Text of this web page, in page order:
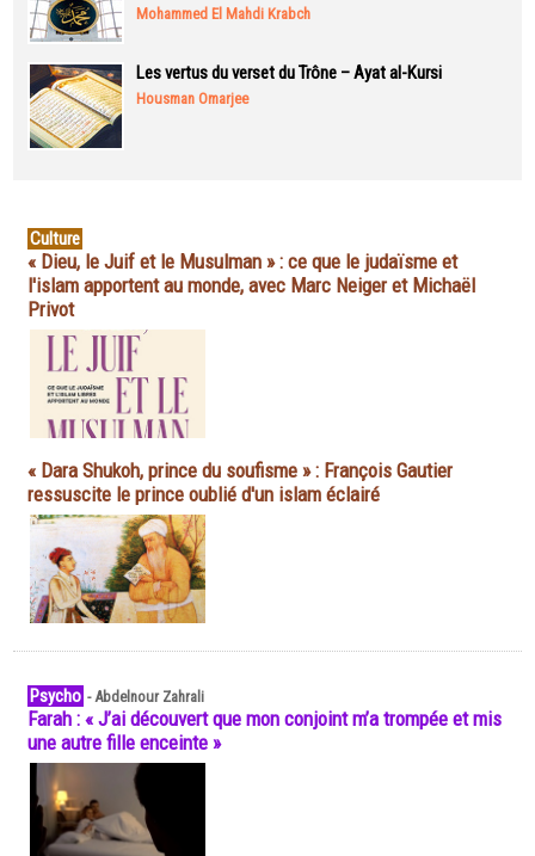
Mohammed El Mahdi Krabch
Les vertus du verset du Trône – Ayat al-Kursi
Housman Omarjee
Culture
« Dieu, le Juif et le Musulman » : ce que le judaïsme et
l'islam apportent au monde, avec Marc Neiger et Michaël
Privot
« Dara Shukoh, prince du soufisme » : François Gautier
ressuscite le prince oublié d'un islam éclairé
Psycho -Abdelnour Zahrali
Farah : « J’ai découvert que mon conjoint m’a trompée et mis
une autre fille enceinte »